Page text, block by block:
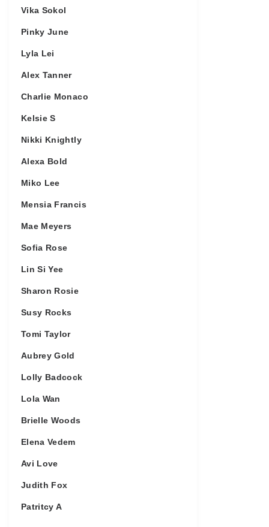
Vika Sokol
Pinky June
Lyla Lei
Alex Tanner
Charlie Monaco
Kelsie S
Nikki Knightly
Alexa Bold
Miko Lee
Mensia Francis
Mae Meyers
Sofia Rose
Lin Si Yee
Sharon Rosie
Susy Rocks
Tomi Taylor
Aubrey Gold
Lolly Badcock
Lola Wan
Brielle Woods
Elena Vedem
Avi Love
Judith Fox
Patritcy A